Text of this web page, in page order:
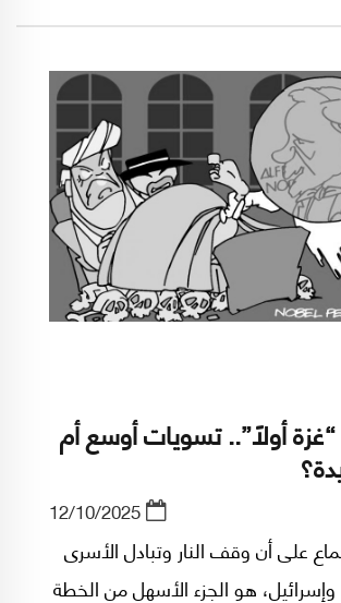
“غزة أولاً”.. تسويات أوسع أم
12/10/2025
على أن وقف النار وتبادل الأسرى
هو الجزء الأسهل من الخطة